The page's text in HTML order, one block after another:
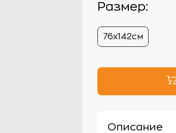
Размер:
76х142см
Описание